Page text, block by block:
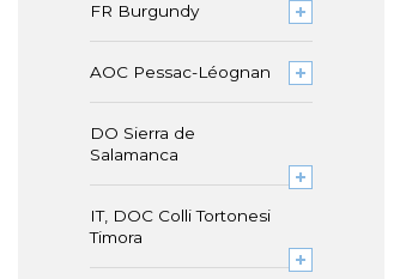
FR Burgundy
AOC Pessac-Léognan
DO Sierra de
Salamanca
IT, DOC Colli Tortonesi
Timora